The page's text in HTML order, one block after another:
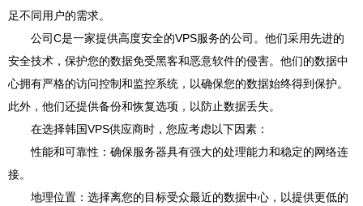
足不同用户的需求。
公司C是一家提供高度安全的VPS服务的公司。他们采用先进的
安全技术，保护您的数据免受黑客和恶意软件的侵害。他们的数据中
心拥有严格的访问控制和监控系统，以确保您的数据始终得到保护。
此外，他们还提供备份和恢复选项，以防止数据丢失。
在选择韩国VPS供应商时，您应考虑以下因素：
性能和可靠性：确保服务器具有强大的处理能力和稳定的网络连
接。
地理位置：选择离您的目标受众最近的数据中心，以提供更低的